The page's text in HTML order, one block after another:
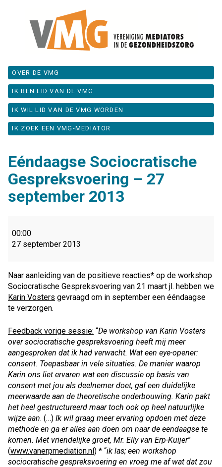
OVER DE VMG
IK BEN LID VAN DE VMG
IK WIL LID VAN DE VMG WORDEN
IK ZOEK EEN VMG-MEDIATOR
Eéndaagse Sociocratische
Gespreksvoering – 27
september 2013
Sociocratische
Gespreksvoering
27
september
2013
00:00
27 september 2013
Naar aanleiding van de positieve reacties* op de workshop
Sociocratische Gespreksvoering van 21 maart jl. hebben we
Karin Vosters gevraagd om in september een ééndaagse
te verzorgen.
Feedback vorige sessie: “De workshop van Karin Vosters
over sociocratische gespreksvoering heeft mij meer
aangesproken dat ik had verwacht. Wat een eye-opener:
consent. Toepasbaar in vele situaties. De manier waarop
Karin ons liet ervaren wat een discussie op basis van
consent met jou als deelnemer doet, gaf een duidelijke
meerwaarde aan de theoretische onderbouwing. Karin pakt
het heel gestructureerd maar toch ook op heel natuurlijke
wijze aan. (…) Ik wil graag meer ervaring opdoen met deze
methode en ga er alles aan doen om naar de eendaagse te
komen. Met vriendelijke groet, Mr. Elly van Erp-Kuijer”
(www.vanerpmediation.nl) * “ik las; een workshop
sociocratische gespreksvoering en vroeg me af wat dat zou